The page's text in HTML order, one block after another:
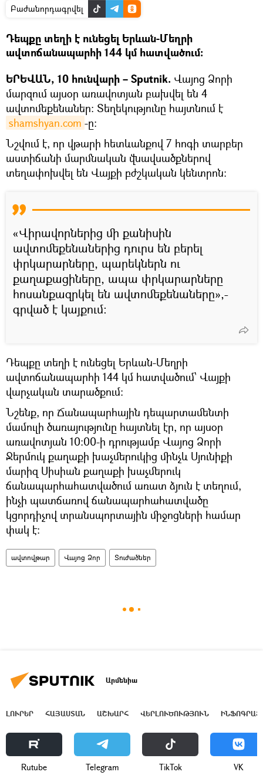
Բաժանորդագրվել
Դեպքը տեղի է ունեցել Երևան-Մեղրի
ավտոճանապարհի 144 կմ հատվածում։
ԵՐԵՎԱՆ, 10 հունվարի – Sputnik. Վայոց Ձորի
մարզում այսօր առավոտյան բախվել են 4
ավտոմեքենաներ։ Տեղեկությունը հայտնում է
shamshyan.com -ը։
Նշվում է, որ վթարի հետևանքով 7 հոգի տարբեր
աստիճանի մարմնական վնավսածքներով
տեղափոխվել են Վայքի բժշկական կենտրոն:
«Վիրավորներից մի քանիսին
ավտոմեքենաներից դուրս են բերել
փրկարարները, պարեկներն ու
քաղաքացիները, ապա փրկարարները
հոսանքազրկել են ավտոմեքենաները»,-
գրված է կայքում։
Դեպքը տեղի է ունեցել Երևան-Մեղրի
ավտոճանապարհի 144 կմ հատվածում՝ Վայքի
վարչական տարածքում։
Նշենք, որ Ճանապարհային դեպարտամենտի
մամուլի ծառայությունը հայտնել էր, որ այսօր
առավոտյան 10։00-ի դրությամբ Վայոց Ձորի
Ջերմուկ քաղաքի խաչմերուկից մինչև Սյունիքի
մարիզ Սիսիան քաղաքի խաչմերուկ
ճանապարհահատվածում առատ ձյուն է տեղում,
ինչի պատճառով ճանապարհահատվածը
կցորդիչով տրանսպորտային միջոցների համար
փակ է։
ավտովթար Վայոց Ձոր Տուժածներ
Արմենիա
ԼՈՒՐԵՐ ՀԱՅԱՍՏԱՆ ԱՇԽԱՐՀ ՎԵՐԼՈՒԾՈՒԹՅՈՒՆ
Rutube Telegram ТikТоk VK